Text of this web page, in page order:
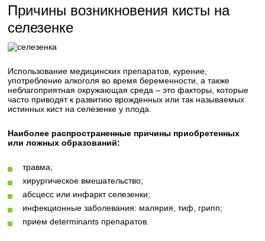
Причины возникновения кисты на
селезенке
Использование медицинских препаратов, курение,
употребление алкоголя во время беременности, а также
неблагоприятная окружающая среда – это факторы, которые
часто приводят к развитию врожденных или так называемых
истинных кист на селезенке у плода.
Наиболее распространенные причины приобретенных
или ложных образований:
травма;
хирургическое вмешательство;
абсцесс или инфаркт селезенки;
инфекционные заболевания: малярия, тиф, грипп;
прием determinants препаратов.